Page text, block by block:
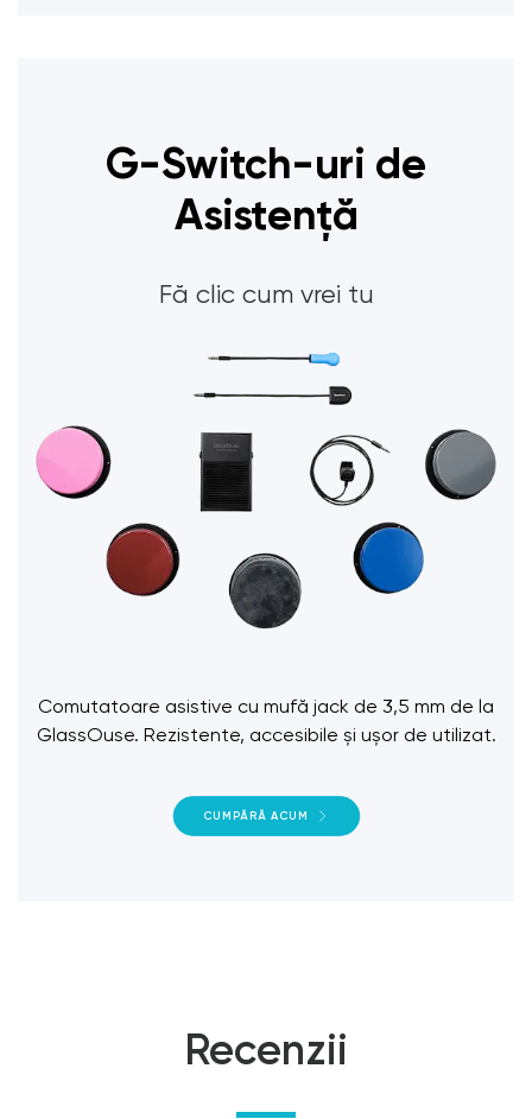
G-Switch-uri de
Asistență
Fă clic cum vrei tu
Comutatoare asistive cu mufă jack de 3,5 mm de la
GlassOuse. Rezistente, accesibile și ușor de utilizat.
CUMPĂRĂ ACUM
Recenzii